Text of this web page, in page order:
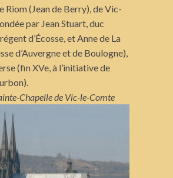
Riom (Jean de Berry), de Vic-
par Jean Stuart, duc
d’Écosse, et Anne de La
d’Auvergne et de Boulogne),
(fin XVe, à l’initiative de
Chapelle de Vic-le-Comte